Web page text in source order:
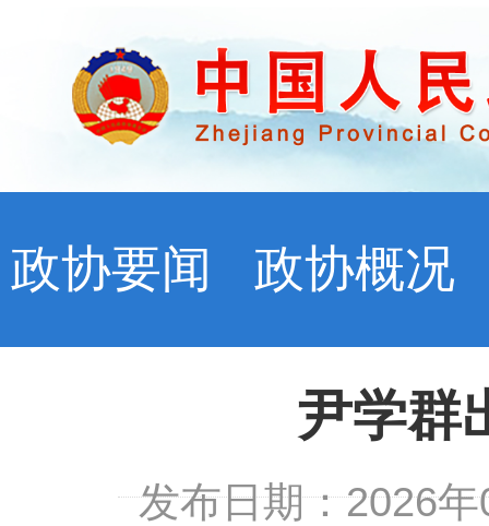
政协要闻 政协概况
尹学群
发布日期：2026